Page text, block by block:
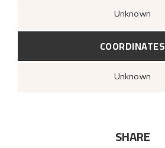
Unknown
COORDINATES
Unknown
SHARE